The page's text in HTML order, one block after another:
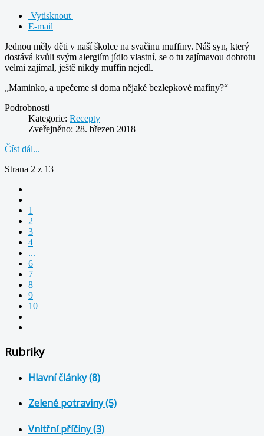
Vytisknout
E-mail
Jednou měly děti v naší školce na svačinu muffiny. Náš syn, který
dostává kvůli svým alergiím jídlo vlastní, se o tu zajímavou dobrotu
velmi zajímal, ještě nikdy muffin nejedl.
„Maminko, a upečeme si doma nějaké bezlepkové mafíny?“
Podrobnosti
Kategorie: Recepty
Zveřejněno: 28. březen 2018
Číst dál...
Strana 2 z 13
1
2
3
4
...
6
7
8
9
10
Rubriky
Hlavní články (8)
Zelené potraviny (5)
Vnitřní příčiny (3)